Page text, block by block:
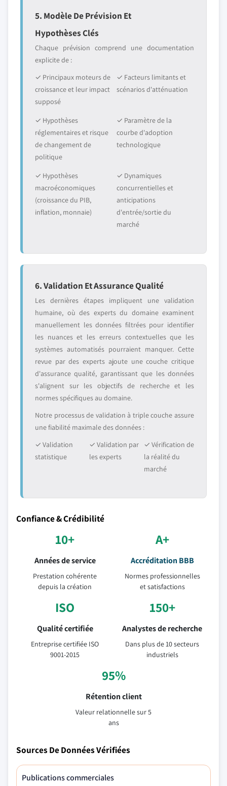
5. Modèle De Prévision Et
Hypothèses Clés
Chaque prévision comprend une documentation
explicite de :
✓ Principaux moteurs de
croissance et leur impact
supposé
✓ Facteurs limitants et
scénarios d'atténuation
✓ Hypothèses
réglementaires et risque
de changement de
politique
✓ Paramètre de la
courbe d'adoption
technologique
✓ Hypothèses
macroéconomiques
(croissance du PIB,
inflation, monnaie)
✓ Dynamiques
concurrentielles et
anticipations
d'entrée/sortie du
marché
6. Validation Et Assurance Qualité
Les dernières étapes impliquent une validation
humaine, où des experts du domaine examinent
manuellement les données filtrées pour identifier
les nuances et les erreurs contextuelles que les
systèmes automatisés pourraient manquer. Cette
revue par des experts ajoute une couche critique
d'assurance qualité, garantissant que les données
s'alignent sur les objectifs de recherche et les
normes spécifiques au domaine.
Notre processus de validation à triple couche assure
une fiabilité maximale des données :
✓ Validation
statistique
✓ Validation par
les experts
✓ Vérification de
la réalité du
marché
Confiance & Crédibilité
10+
Années de service
Prestation cohérente
depuis la création
A+
Accréditation BBB
Normes professionnelles
et satisfactions
ISO
Qualité certifiée
Entreprise certifiée ISO
9001-2015
150+
Analystes de recherche
Dans plus de 10 secteurs
industriels
95%
Rétention client
Valeur relationnelle sur 5
ans
Sources De Données Vérifiées
Publications commerciales